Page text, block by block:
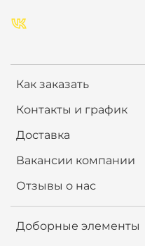
Как заказать
Контакты и график
Доставка
Вакансии компании
Отзывы о нас
Доборные элементы